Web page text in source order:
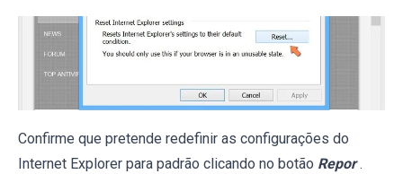
Confirme que pretende redefinir as configurações do
Internet Explorer para padrão clicando no botão Repor .